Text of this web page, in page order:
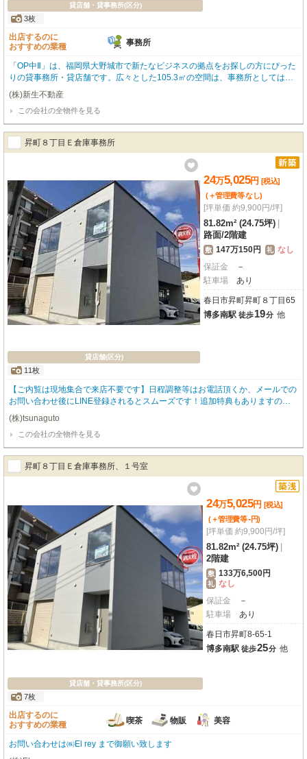
貸店舗・貸事務所(区分)
3枚
出店するのに
おすすめの業種
事務所
「OP中Ⅱ」は、福岡県大野城市で新たなビジネスの拠点をお探しの方にぴった
りの貸事務所・貸店舗です。広々とした105.3㎡の空間は、事務所としてはも
ちろん、倉庫を併設したいニーズにも柔軟に対応できます。無料で6台分の駐
車場が付いているのは、お客様や従業員様にとって大変嬉しいポイント。OA
フロア、エアコン、照明器具が完備され、快適な業務環境をすぐにスタートで
きます。さらに、24時間セキュリティーで安心感も◎。デザイナーズ物件なら
ではの洗練された空間は、訪れる方にも好印象を与えることでしょう。周辺に
はコンビニ、飲食店、スーパーなどが充実しており、日々の業務をサポートす
る利便性も魅力。この快適な環境で、あなたのビジネスを大きく飛躍させませ
(株)新生不動産
この会社の全物件を見る
昇町８丁目Ｅ倉庫事務所
貸店舗(区分)
11枚
24万5,025円 [税込]
(＋管理費等なし)
[坪単価 約9,900円/坪]
81.82m² (24.75坪)
路面/2階建
敷 147万150円 礼 なし
保証金
－
駐車場
あり
春日市昇町昇町８丁目65
博多南駅 徒歩19分 他
【ご内覧は現地集合で来店不要です】日程調整等はお電話頂くか、メールでの
お問い合わせ後にLINE登録されるとスムーズです！追加特典もありますので
詳細はお気軽にお問い合わせ下さい♪
(株)tsunaguto
この会社の全物件を見る
昇町８丁目Ｅ倉庫事務所、１号室
貸店舗・貸事務所(区分)
7枚
24万5,025円 [税込]
(＋管理費等-円)
[坪単価 約9,900円/坪]
81.82m² (24.75坪)
2階建
敷 133万6,500円
礼 なし
保証金
－
駐車場
あり
春日市昇町8-65-1
博多南駅 徒歩25分 他
出店するのに
おすすめの業種
喫茶 物販 美容
お問い合わせは㈱El rey まで御願い致します